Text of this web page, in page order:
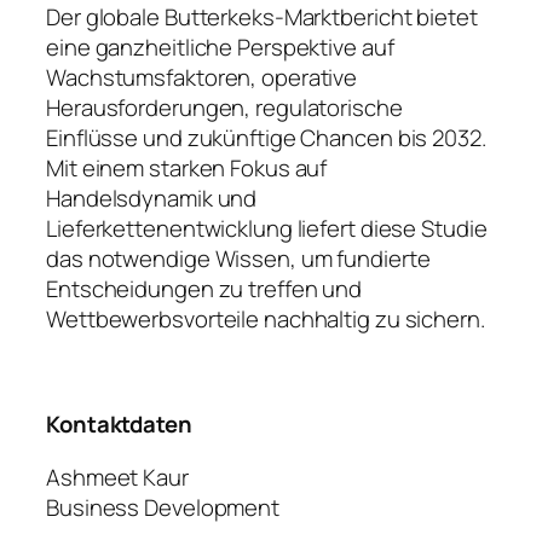
Der globale Butterkeks-Marktbericht bietet
eine ganzheitliche Perspektive auf
Wachstumsfaktoren, operative
Herausforderungen, regulatorische
Einflüsse und zukünftige Chancen bis 2032.
Mit einem starken Fokus auf
Handelsdynamik und
Lieferkettenentwicklung liefert diese Studie
das notwendige Wissen, um fundierte
Entscheidungen zu treffen und
Wettbewerbsvorteile nachhaltig zu sichern.
Kontaktdaten
Ashmeet Kaur
Business Development